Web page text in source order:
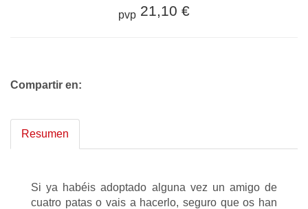
pvp 21,10 €
Compartir en:
Resumen
Si ya habéis adoptado alguna vez un amigo de
cuatro patas o vais a hacerlo, seguro que os han